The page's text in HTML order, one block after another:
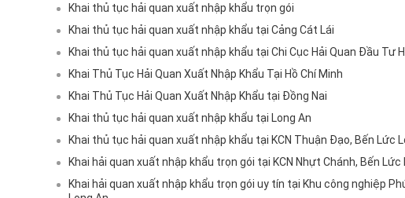
Khai thủ tục hải quan xuất nhập khẩu trọn gói
Khai thủ tục hải quan xuất nhập khẩu tại Cảng Cát Lái
Khai thủ tục hải quan xuất nhập khẩu tại Chi Cục Hải Quan Đầu Tư
Khai Thủ Tục Hải Quan Xuất Nhập Khẩu Tại Hồ Chí Minh
Khai Thủ Tục Hải Quan Xuất Nhập Khẩu tại Đồng Nai
Khai thủ tục hải quan xuất nhập khẩu tại Long An
Khai thủ tục hải quan xuất nhập khẩu tại KCN Thuận Đạo, Bến Lức
Khai hải quan xuất nhập khẩu trọn gói tại KCN Nhựt Chánh, Bến Lức
Khai hải quan xuất nhập khẩu trọn gói uy tín tại Khu công nghiệp